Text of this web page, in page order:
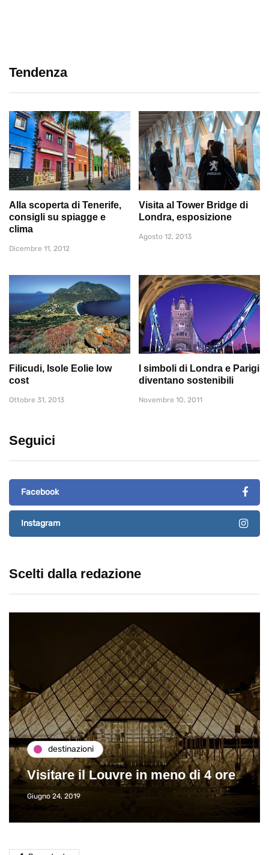
Tendenza
Alla scoperta di Tenerife,
consigli su spiagge e
clima
Dicembre 11, 2012
Visita al Tower Bridge di
Londra, esposizione
Agosto 12, 2013
Filicudi, Isole Eolie low
cost
Ottobre 31, 2013
I simboli di Londra e Parigi
diventano sostenibili
Novembre 10, 2011
Seguici
Facebook
Instagram
Scelti dalla redazione
destinazioni
Visitare il Louvre in meno di 4 ore
Giugno 24, 2019